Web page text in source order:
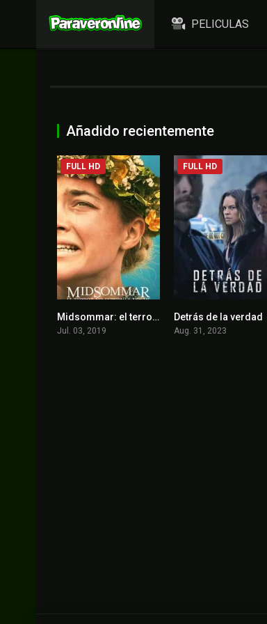
PELICULAS
Añadido recientemente
7.1
FULL HD
Midsommar: el terror no espera la noche
Jul. 03, 2019
4.7
FULL HD
Detrás de la verdad
Aug. 31, 2023